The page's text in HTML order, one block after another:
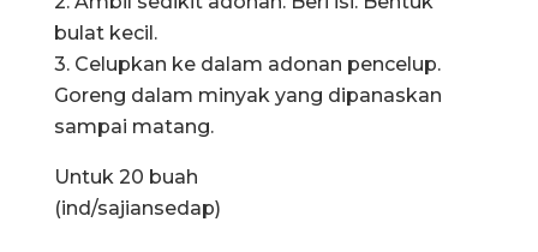
bulat kecil.
3. Celupkan ke dalam adonan pencelup.
Goreng dalam minyak yang dipanaskan
sampai matang.
Untuk 20 buah
(ind/sajiansedap)